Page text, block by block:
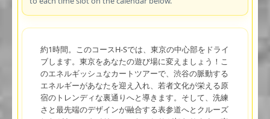
約1時間。このコースH-Sでは、東京の中心部をドライ
ブします。東京をあなたの遊び場に変えましょう！こ
のエネルギッシュなカートツアーで、渋谷の脈動する
エネルギーがあなたを迎え入れ、若者文化が栄える原
宿のトレンディな裏通りへと導きます。そして、洗練
さと最先端のデザインが融合する表参道へとクルーズ